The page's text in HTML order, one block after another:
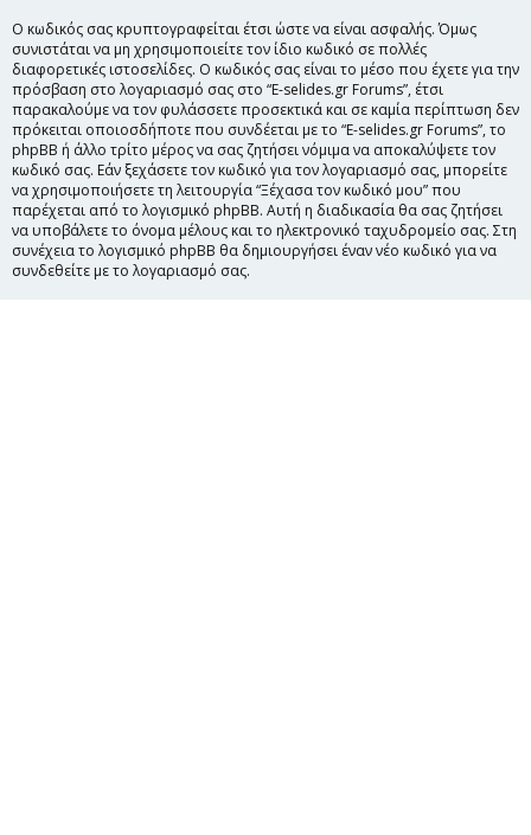
Ο κωδικός σας κρυπτογραφείται έτσι ώστε να είναι ασφαλής. Όμως
συνιστάται να μη χρησιμοποιείτε τον ίδιο κωδικό σε πολλές
διαφορετικές ιστοσελίδες. Ο κωδικός σας είναι το μέσο που έχετε για την
πρόσβαση στο λογαριασμό σας στο “E-selides.gr Forums”, έτσι
παρακαλούμε να τον φυλάσσετε προσεκτικά και σε καμία περίπτωση δεν
πρόκειται οποιοσδήποτε που συνδέεται με το “E-selides.gr Forums”, το
phpBB ή άλλο τρίτο μέρος να σας ζητήσει νόμιμα να αποκαλύψετε τον
κωδικό σας. Εάν ξεχάσετε τον κωδικό για τον λογαριασμό σας, μπορείτε
να χρησιμοποιήσετε τη λειτουργία “Ξέχασα τον κωδικό μου” που
παρέχεται από το λογισμικό phpBB. Αυτή η διαδικασία θα σας ζητήσει
να υποβάλετε το όνομα μέλους και το ηλεκτρονικό ταχυδρομείο σας. Στη
συνέχεια το λογισμικό phpBB θα δημιουργήσει έναν νέο κωδικό για να
συνδεθείτε με το λογαριασμό σας.